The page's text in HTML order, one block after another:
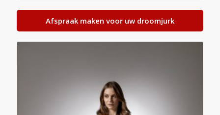
Afspraak maken voor uw droomjurk